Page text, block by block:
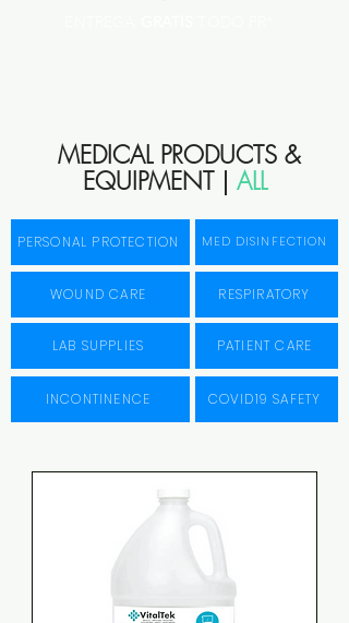
MEDICAL PRODUCTS &
EQUIPMENT | ALL
PERSONAL PROTECTION MED DISINFECTION
WOUND CARE RESPIRATORY
LAB SUPPLIES PATIENT CARE
INCONTINENCE COVID19 SAFETY